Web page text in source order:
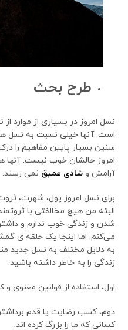
طرح بحث
نسل امروز در بسیاری از موارد
است. آنها خیلی نسبت به نسل
سنین بسیار پایین مفاهیم را
امروز حالشان خوب نیست. آنها
آرامش وشادی عمیق نمی رسند.
برای نسل امروز پول، شهرت،
البته من هیچ مخالفتی با
شدن و زندگی خوب ندارم و
می‌کنم. اما اینجا یک حلقه ی
به دلایل مختلف به نسل جدید
زندگی را به خاطر داشته باشید:
اول، استفاده از قوانین معنوی
دوم، کسب رضایت یا قدم
کسانی که ما را بزرگ کرده اند.